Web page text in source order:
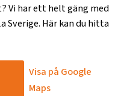
Vi har ett helt gäng med
Sverige. Här kan du hitta
Visa på Google
Maps